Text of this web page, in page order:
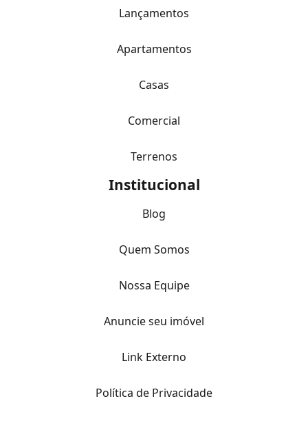
Lançamentos
Apartamentos
Casas
Comercial
Terrenos
Institucional
Blog
Quem Somos
Nossa Equipe
Anuncie seu imóvel
Link Externo
Política de Privacidade